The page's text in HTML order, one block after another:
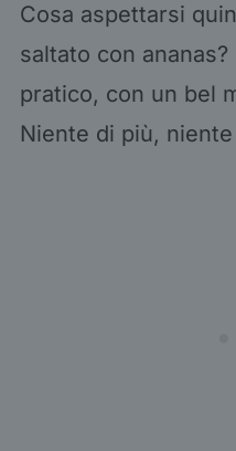
Cosa aspettarsi
saltato con
pratico, con un bel
Niente di più,